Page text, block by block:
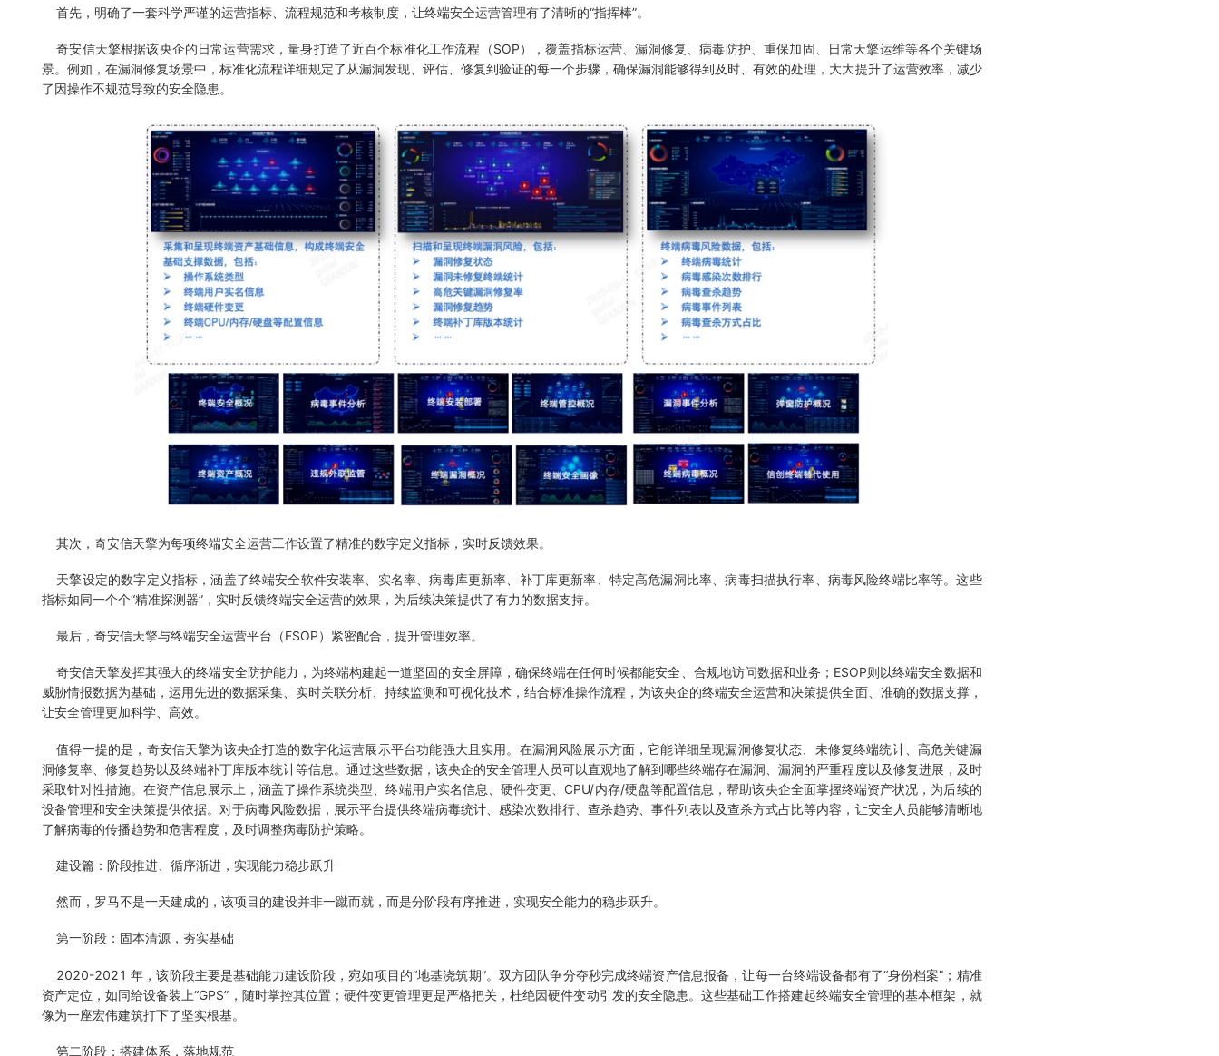
首先，明确了一套科学严谨的运营指标、流程规范和考核制度，让终端安全运营管理有了清晰的“指挥棒”。
奇安信天擎根据该央企的日常运营需求，量身打造了近百个标准化工作流程（SOP），覆盖指标运营、漏洞修复、病毒防护、重保加固、日常天擎运维等各个关键场
景。例如，在漏洞修复场景中，标准化流程详细规定了从漏洞发现、评估、修复到验证的每一个步骤，确保漏洞能够得到及时、有效的处理，大大提升了运营效率，减少
了因操作不规范导致的安全隐患。
其次，奇安信天擎为每项终端安全运营工作设置了精准的数字定义指标，实时反馈效果。
天擎设定的数字定义指标，涵盖了终端安全软件安装率、实名率、病毒库更新率、补丁库更新率、特定高危漏洞比率、病毒扫描执行率、病毒风险终端比率等。这些
指标如同一个个“精准探测器”，实时反馈终端安全运营的效果，为后续决策提供了有力的数据支持。
最后，奇安信天擎与终端安全运营平台（ESOP）紧密配合，提升管理效率。
奇安信天擎发挥其强大的终端安全防护能力，为终端构建起一道坚固的安全屏障，确保终端在任何时候都能安全、合规地访问数据和业务；ESOP则以终端安全数据和
威胁情报数据为基础，运用先进的数据采集、实时关联分析、持续监测和可视化技术，结合标准操作流程，为该央企的终端安全运营和决策提供全面、准确的数据支撑，
让安全管理更加科学、高效。
值得一提的是，奇安信天擎为该央企打造的数字化运营展示平台功能强大且实用。在漏洞风险展示方面，它能详细呈现漏洞修复状态、未修复终端统计、高危关键漏
洞修复率、修复趋势以及终端补丁库版本统计等信息。通过这些数据，该央企的安全管理人员可以直观地了解到哪些终端存在漏洞、漏洞的严重程度以及修复进展，及时
采取针对性措施。在资产信息展示上，涵盖了操作系统类型、终端用户实名信息、硬件变更、CPU/内存/硬盘等配置信息，帮助该央企全面掌握终端资产状况，为后续的
设备管理和安全决策提供依据。对于病毒风险数据，展示平台提供终端病毒统计、感染次数排行、查杀趋势、事件列表以及查杀方式占比等内容，让安全人员能够清晰地
了解病毒的传播趋势和危害程度，及时调整病毒防护策略。
建设篇：阶段推进、循序渐进，实现能力稳步跃升
然而，罗马不是一天建成的，该项目的建设并非一蹴而就，而是分阶段有序推进，实现安全能力的稳步跃升。
第一阶段：固本清源，夯实基础
2020-2021 年，该阶段主要是基础能力建设阶段，宛如项目的“地基浇筑期”。双方团队争分夺秒完成终端资产信息报备，让每一台终端设备都有了“身份档案”；精准
资产定位，如同给设备装上“GPS”，随时掌控其位置；硬件变更管理更是严格把关，杜绝因硬件变动引发的安全隐患。这些基础工作搭建起终端安全管理的基本框架，就
像为一座宏伟建筑打下了坚实根基。
第二阶段：搭建体系，落地规范